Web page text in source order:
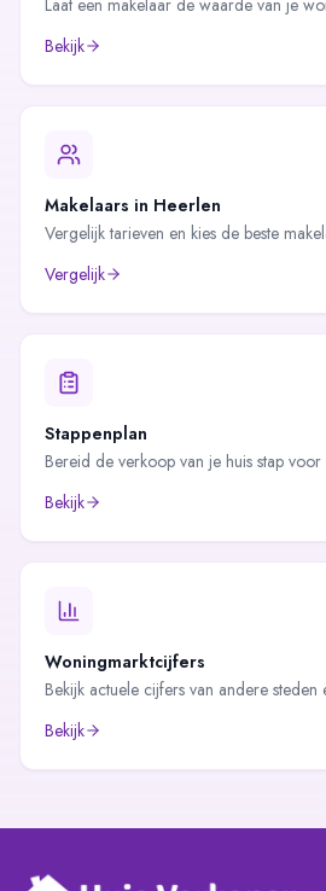
Laat een makelaar de waarde van je
Bekijk
Makelaars in Heerlen
Vergelijk tarieven en kies de beste
Vergelijk
Stappenplan
Bereid de verkoop van je huis stap voor
Bekijk
Woningmarktcijfers
Bekijk actuele cijfers van andere steden
Bekijk